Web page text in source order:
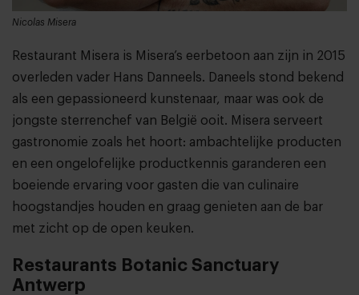
Nicolas Misera
Restaurant Misera is Misera’s eerbetoon aan zijn in 2015
overleden vader Hans Danneels. Daneels stond bekend
als een gepassioneerd kunstenaar, maar was ook de
jongste sterrenchef van België ooit. Misera serveert
gastronomie zoals het hoort: ambachtelijke producten
en een ongelofelijke productkennis garanderen een
boeiende ervaring voor gasten die van culinaire
hoogstandjes houden en graag genieten aan de bar
met zicht op de open keuken.
Restaurants Botanic Sanctuary
Antwerp